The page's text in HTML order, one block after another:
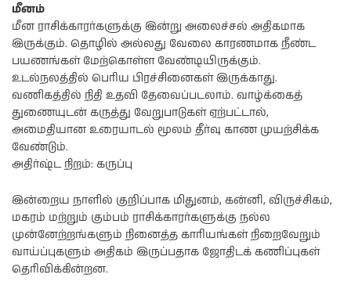
மீனம்
மீன ராசிக்காரர்களுக்கு இன்று அலைச்சல் அதிகமாக
இருக்கும். தொழில் அல்லது வேலை காரணமாக நீண்ட
பயணங்கள் மேற்கொள்ள வேண்டியிருக்கும்.
உடல்நலத்தில் பெரிய பிரச்சினைகள் இருக்காது.
வணிகத்தில் நிதி உதவி தேவைப்படலாம். வாழ்க்கைத்
துணையுடன் கருத்து வேறுபாடுகள் ஏற்பட்டால்,
அமைதியான உரையாடல் மூலம் தீர்வு காண முயற்சிக்க
வேண்டும்.
அதிர்ஷ்ட நிறம்: கருப்பு
இன்றைய நாளில் குறிப்பாக மிதுனம், கன்னி, விருச்சிகம்,
மகரம் மற்றும் கும்பம் ராசிக்காரர்களுக்கு நல்ல
முன்னேற்றங்களும் நினைத்த காரியங்கள் நிறைவேறும்
வாய்ப்புகளும் அதிகம் இருப்பதாக ஜோதிடக் கணிப்புகள்
தெரிவிக்கின்றன.